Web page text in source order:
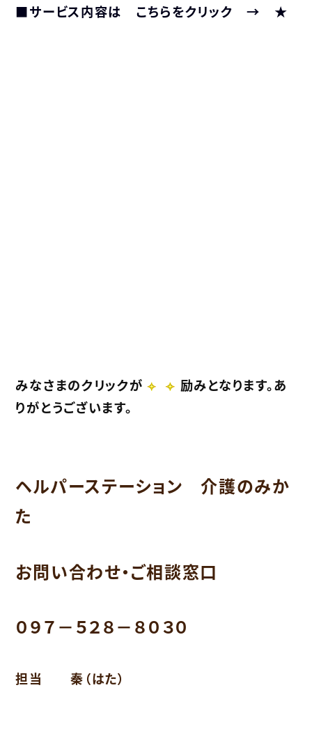
■サービス内容は こちらをクリック → ★
みなさまのクリックが
励みとなります。あ
りがとうございます。
ヘルパーステーション 介護のみか
た
お問い合わせ・ご相談窓口
０９７－５２８－８０３０
担当 秦（はた）